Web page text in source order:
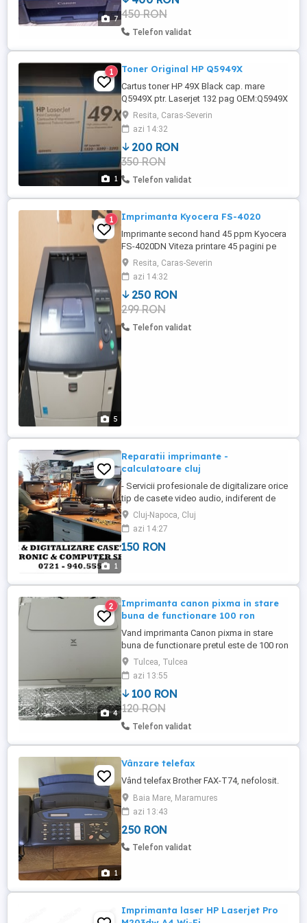
7
Utilizare produs: domiciliu Accept orice
test. Multifunctionala ...
450 RON
Telefon validat
1
1 Toner Original HP Q5949X
Cartus toner HP 49X Black cap. mare
Q5949X ptr. Laserjet 132 pag OEM:Q5949X
Resita, Caras-Severin
azi 14:32
200 RON
350 RON
Telefon validat
5
1 Imprimanta Kyocera FS-4020
Imprimante second hand 45 ppm Kyocera
FS-4020DN Viteza printare 45 pagini pe
minut Prima pagina printata in maxim 9
sec Viteza printare duplex 34 spm Format
A4 Rezolutie optima 1200 x 1200 dpi Duty
cycle lunar 250.000 pagini Interfata USB,
paralel si retea Duplex automat Placa de
retea inclusa Procesor ...
Resita, Caras-Severin
azi 14:32
250 RON
299 RON
Telefon validat
1
Reparatii imprimante -
calculatoare cluj
- Servicii profesionale de digitalizare orice
tip de casete video audio, indiferent de
format, digital-analog (vhs, s-vhs, vhs-c,
Hi8, Digital8, MiniDV) pe orice tip de
mediu de stocare : usb stick, hdd-extern,
ssd-extern, cd, dvd, bluray. - Transfer pe
Cluj-Napoca, Cluj
azi 14:27
150 RON
4
2
Imprimanta canon pixma in stare
buna de functionare 100 ron
Vand imprimanta Canon pixma in stare
buna de functionare pretul este de 100 ron
.
Tulcea, Tulcea
azi 13:55
100 RON
120 RON
Telefon validat
1
Vânzare telefax
Vând telefax Brother FAX-T74, nefolosit.
Baia Mare, Maramures
azi 13:43
250 RON
Telefon validat
Imprimanta laser HP Laserjet Pro